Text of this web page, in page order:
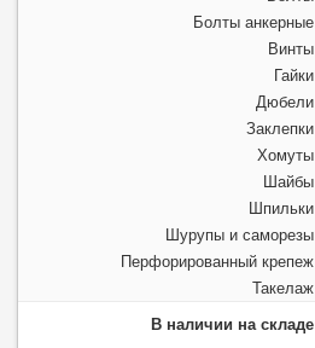
Болты анкерные
Винты
Гайки
Дюбели
Заклепки
Хомуты
Шайбы
Шпильки
Шурупы и саморезы
Перфорированный крепеж
Такелаж
В наличии на складе